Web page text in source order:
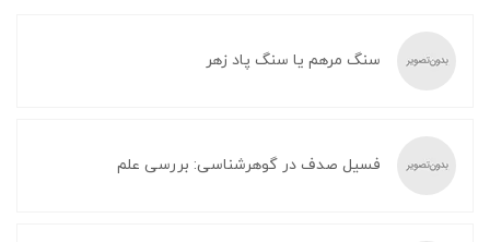
سنگ مرهم یا سنگ پاد زهر
فسیل صدف در گوهرشناسی: بررسی علم